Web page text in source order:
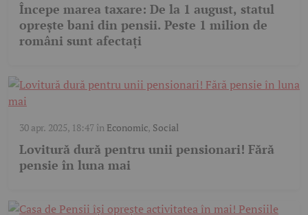
Începe marea taxare: De la 1 august, statul
oprește bani din pensii. Peste 1 milion de
români sunt afectați
30 apr. 2025, 18:47în Economic, Social
Lovitură dură pentru unii pensionari! Fără
pensie în luna mai